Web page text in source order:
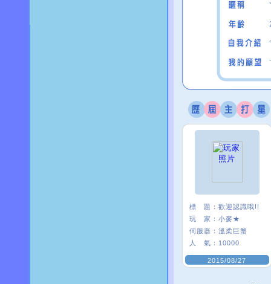
標 題： 歡迎認識哦!!
玩 家： 小麥★
伺服器： 溫柔巨蟹
人 氣： 10000
2015/08/27